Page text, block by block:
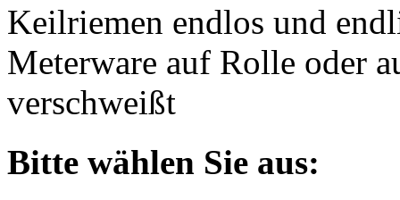
Keilriemen endlos und
Meterware auf Rolle oder
verschweißt
Bitte wählen Sie aus: